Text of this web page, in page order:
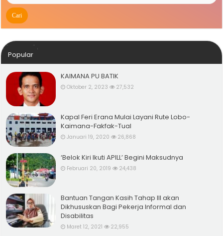
Popular
KAIMANA PU BATIK
Oktober 2, 2023 27,532
Kapal Feri Erana Mulai Layani Rute Lobo-
Kaimana-Fakfak-Tual
Januari 19, 2020 26,868
‘Belok Kiri Ikuti APILL’ Begini Maksudnya
Februari 20, 2019 24,438
Bantuan Tangan Kasih Tahap III akan
Dikhususkan Bagi Pekerja Informal dan
Disabilitas
Maret 12, 2021 22,955